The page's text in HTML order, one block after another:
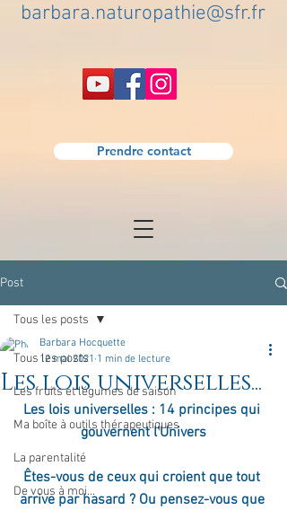
barbara.naturopathie@sfr.fr
Prendre contact
Post
Tous les posts
Les fruits et légumes de saison
Ma boîte à outils thérapeutiques
La parentalité
De vous à moi...
Tous les posts
Les lois universelles...
Barbara Hocquette
12 mai 2021 1 min de lecture
Les lois universelles : 14 principes qui
gouvernent l'Univers
Êtes-vous de ceux qui croient que tout
arrive par hasard ? Ou pensez-vous que